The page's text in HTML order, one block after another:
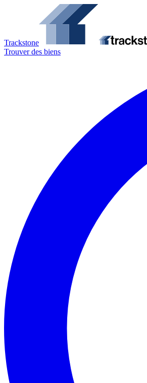
Trackstone
Trouver des biens